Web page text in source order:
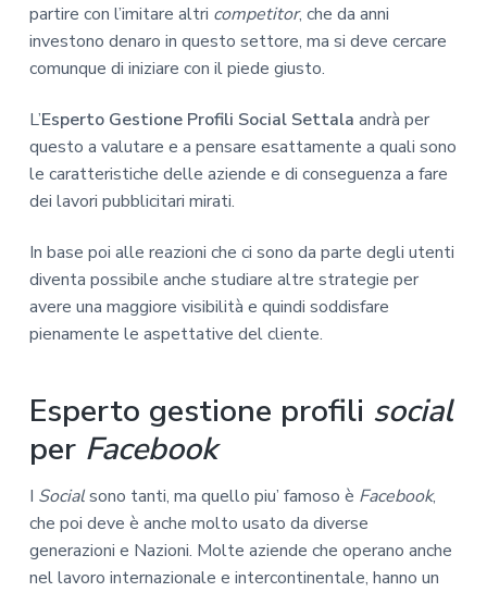
partire con l’imitare altri competitor, che da anni
investono denaro in questo settore, ma si deve cercare
comunque di iniziare con il piede giusto.
L’Esperto Gestione Profili Social Settala andrà per
questo a valutare e a pensare esattamente a quali sono
le caratteristiche delle aziende e di conseguenza a fare
dei lavori pubblicitari mirati.
In base poi alle reazioni che ci sono da parte degli utenti
diventa possibile anche studiare altre strategie per
avere una maggiore visibilità e quindi soddisfare
pienamente le aspettative del cliente.
Esperto gestione profili social
per Facebook
I Socialsono tanti, ma quello piu’ famoso è Facebook,
che poi deve è anche molto usato da diverse
generazioni e Nazioni. Molte aziende che operano anche
nel lavoro internazionale e intercontinentale, hanno un